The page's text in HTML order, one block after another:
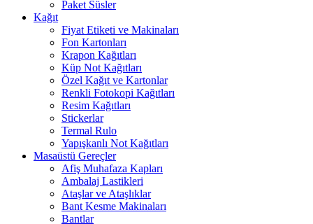
Paket Süsler
Kağıt
Fiyat Etiketi ve Makinaları
Fon Kartonları
Krapon Kağıtları
Küp Not Kağıtları
Özel Kağıt ve Kartonlar
Renkli Fotokopi Kağıtları
Resim Kağıtları
Stickerlar
Termal Rulo
Yapışkanlı Not Kağıtları
Masaüstü Gereçler
Afiş Muhafaza Kapları
Ambalaj Lastikleri
Ataşlar ve Ataşlıklar
Bant Kesme Makinaları
Bantlar